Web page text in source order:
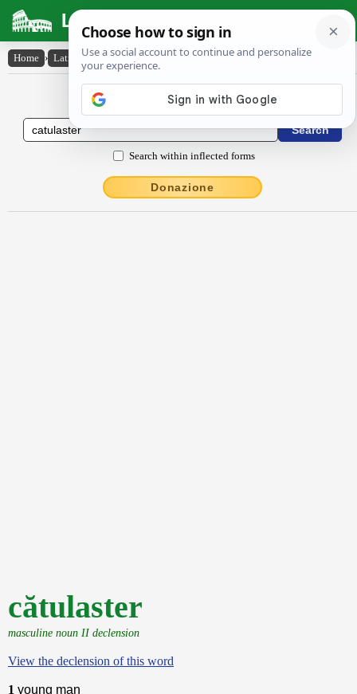
Latin Dictionary
Home › Latin-English › cătulaster
Latin to English Dictionary
Search within inflected forms
Donazione
cătulaster
masculine noun II declension
View the declension of this word
1 young man